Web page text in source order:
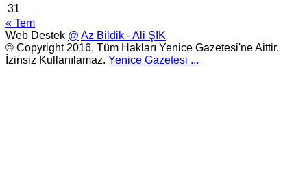
31
« Tem
Web Destek @ Az Bildik - Ali ŞIK
© Copyright 2016, Tüm Hakları Yenice Gazetesi'ne Aittir.
İzinsiz Kullanılamaz. Yenice Gazetesi ...